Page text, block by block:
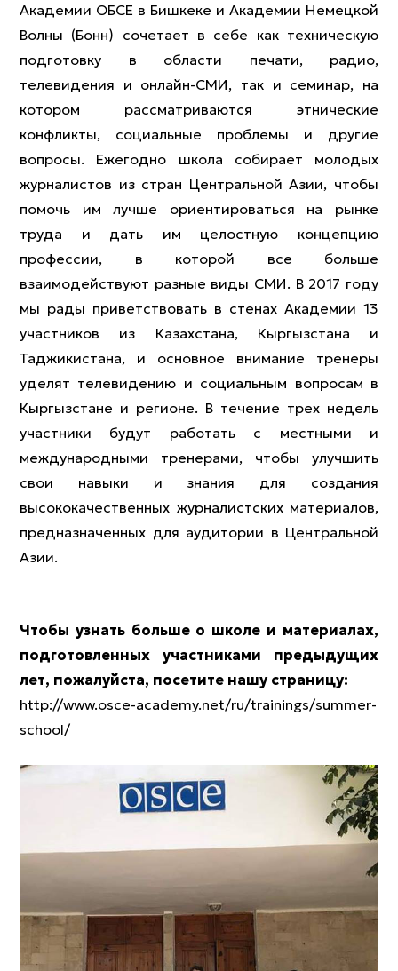
Академии ОБСЕ в Бишкеке и Академии Немецкой
Волны (Бонн) сочетает в себе как техническую
подготовку в области печати, радио,
телевидения и онлайн-СМИ, так и семинар, на
котором рассматриваются этнические
конфликты, социальные проблемы и другие
вопросы. Ежегодно школа собирает молодых
журналистов из стран Центральной Азии, чтобы
помочь им лучше ориентироваться на рынке
труда и дать им целостную концепцию
профессии, в которой все больше
взаимодействуют разные виды СМИ. В 2017 году
мы рады приветствовать в стенах Академии 13
участников из Казахстана, Кыргызстана и
Таджикистана, и основное внимание тренеры
уделят телевидению и социальным вопросам в
Кыргызстане и регионе. В течение трех недель
участники будут работать с местными и
международными тренерами, чтобы улучшить
свои навыки и знания для создания
высококачественных журналистских материалов,
предназначенных для аудитории в Центральной
Азии.
Чтобы узнать больше о школе и материалах,
подготовленных участниками предыдущих
лет, пожалуйста, посетите нашу страницу:
http://www.osce-academy.net/ru/trainings/summer-
school/